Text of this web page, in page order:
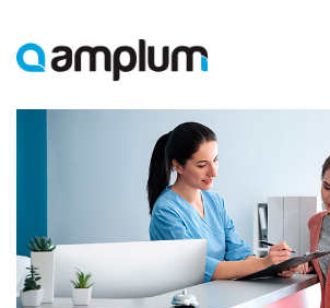
para